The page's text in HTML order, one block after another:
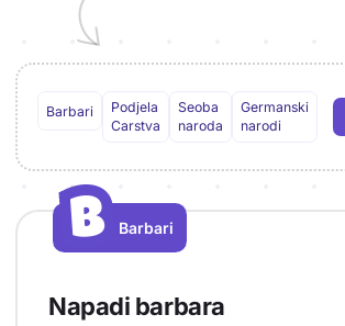
Barbari
Podjela
Carstva
Seoba
naroda
Germanski
narodi
B
B
Barbari
Napadi barbara